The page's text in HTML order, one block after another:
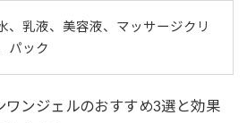
、乳液、美容液、マッサージクリ
パック
ワンジェルのおすすめ3選と効果